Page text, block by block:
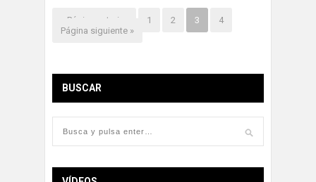
« Página anterior 1 2 3
4
Página siguiente »
BUSCAR